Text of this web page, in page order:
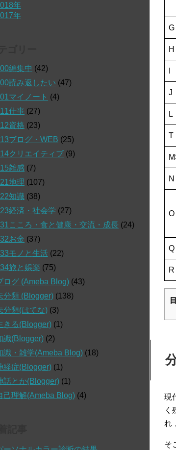
G
H
J
L
T
N
O
Q
R
現
く
れ
そ
年
年
_00編集中 (42)
_00読み返したい (47)
_01マイノート (4)
_11仕事 (27)
_12資格 (23)
_13ブログ・WEB (25)
_14クリエイティブ (9)
_15雑感 (7)
_21地理 (107)
_22知識 (38)
_23経済・社会学 (27)
_31こころ・食と健康・交流・成長 (24)
_32お金 (37)
_33モノと生活 (22)
_34旅と娯楽 (75)
ログ (Ameba Blog) (43)
分類 (Blogger) (138)
分類(はてな) (3)
きる(Blogger) (1)
識(Blogger) (2)
識・雑学(Ameba Blog) (18)
経症(Blogger) (1)
話とか(Blogger) (1)
己理解(Ameba Blog) (4)